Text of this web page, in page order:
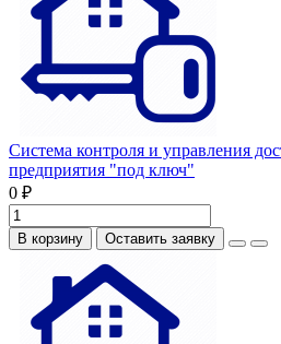
Система контроля и управления
предприятия "под ключ"
0 ₽
В корзину Оставить заявку